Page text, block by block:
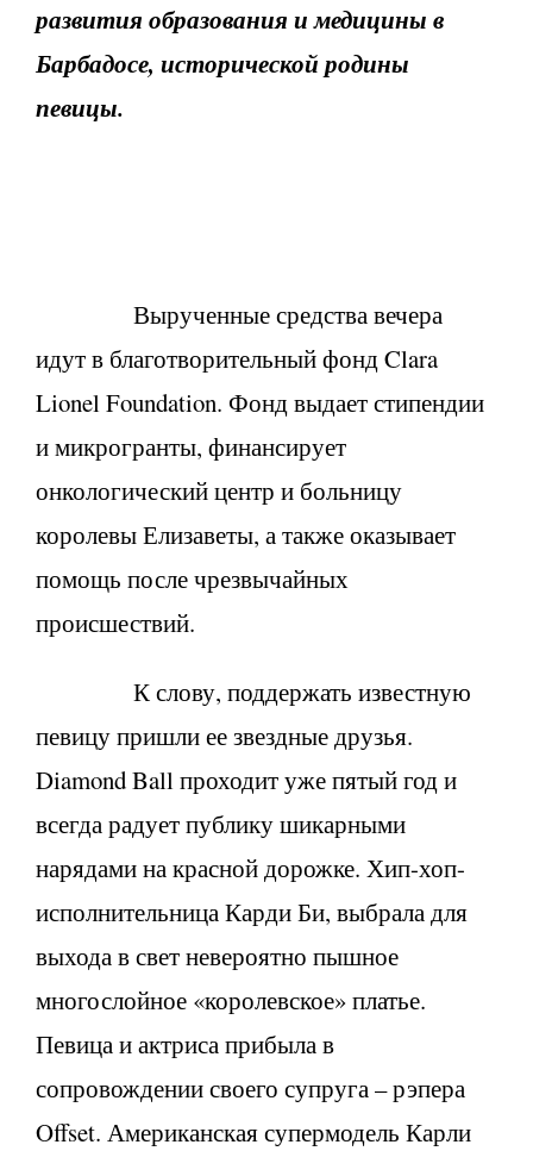
развития образования и медицины в
Барбадосе, исторической родины
певицы.
Вырученные средства вечера
идут в благотворительный фонд Clara
Lionel Foundation. Фонд выдает стипендии
и микрогранты, финансирует
онкологический центр и больницу
королевы Елизаветы, а также оказывает
помощь после чрезвычайных
происшествий.
К слову, поддержать известную
певицу пришли ее звездные друзья.
Diamond Ball проходит уже пятый год и
всегда радует публику шикарными
нарядами на красной дорожке. Хип-хоп-
исполнительница Карди Би, выбрала для
выхода в свет невероятно пышное
многослойное «королевское» платье.
Певица и актриса прибыла в
сопровождении своего супруга – рэпера
Offset. Американская супермодель Карли